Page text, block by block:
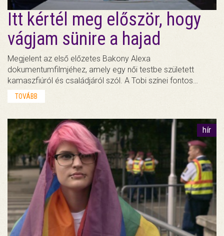
Itt kértél meg először, hogy
vágjam sünire a hajad
Megjelent az első előzetes Bakony Alexa
dokumentumfilmjéhez, amely egy női testbe született
kamaszfiúról és családjáról szól. A Tobi színei fontos…
TOVÁBB
hír